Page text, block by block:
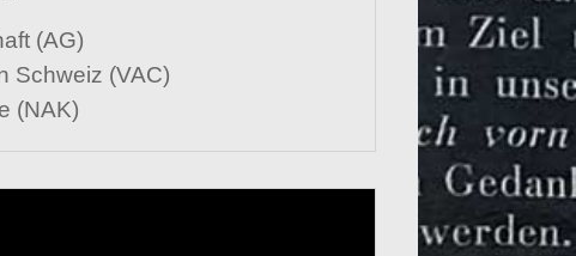
(AG)
Schweiz (VAC)
(NAK)